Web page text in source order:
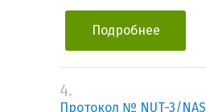
Подробнее
4.
Протокол № NUT-3/NAS